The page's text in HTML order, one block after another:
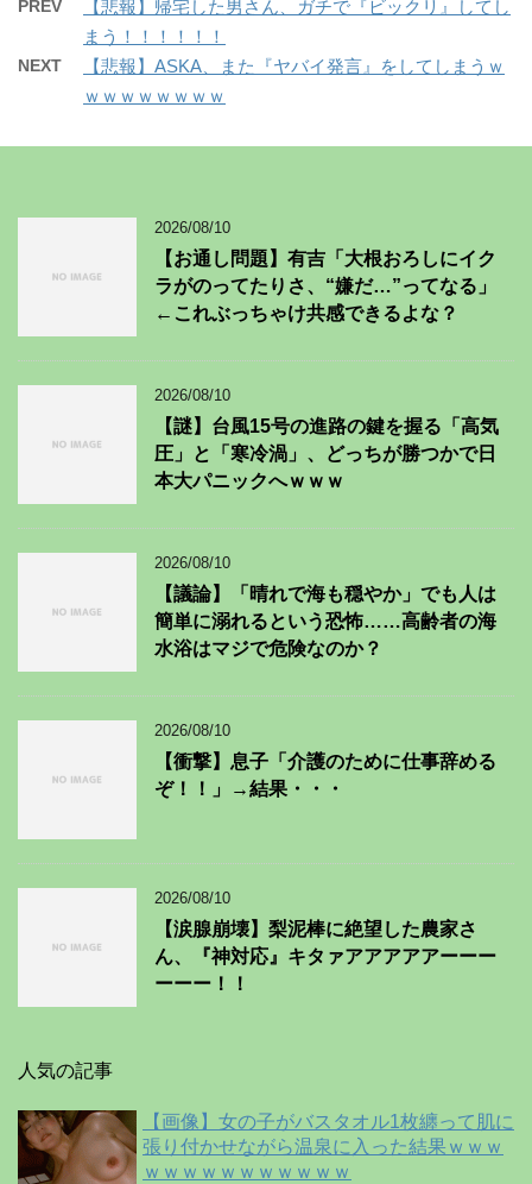
PREV
【悲報】帰宅した男さん、ガチで『ビックリ』してし
まう！！！！！！
NEXT
【悲報】ASKA、また『ヤバイ発言』をしてしまうｗ
ｗｗｗｗｗｗｗｗ
2026/08/10
【お通し問題】有吉「大根おろしにイク
ラがのってたりさ、“嫌だ…”ってなる」
←これぶっちゃけ共感できるよな？
2026/08/10
【謎】台風15号の進路の鍵を握る「高気
圧」と「寒冷渦」、どっちが勝つかで日
本大パニックへｗｗｗ
2026/08/10
【議論】「晴れで海も穏やか」でも人は
簡単に溺れるという恐怖……高齢者の海
水浴はマジで危険なのか？
2026/08/10
【衝撃】息子「介護のために仕事辞める
ぞ！！」→結果・・・
2026/08/10
【涙腺崩壊】梨泥棒に絶望した農家さ
ん、『神対応』キタァアアアアアーーー
ーーー！！
人気の記事
【画像】女の子がバスタオル1枚纏って肌に
張り付かせながら温泉に入った結果ｗｗｗ
ｗｗｗｗｗｗｗｗｗｗｗ